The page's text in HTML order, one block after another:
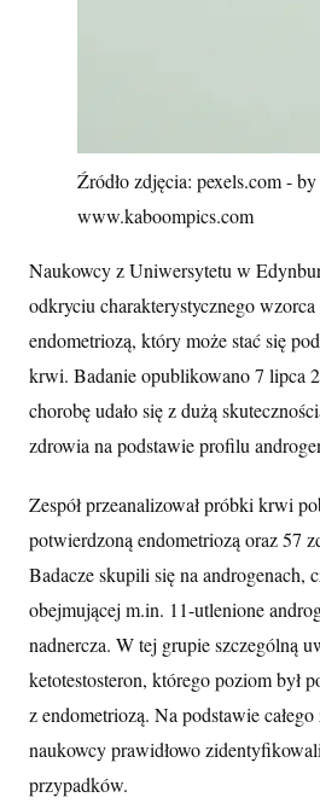
Źródło zdjęcia: pexels.com - by
www.kaboompics.com
Naukowcy z Uniwersytetu w
odkryciu charakterystycznego
endometriozą, który może stać się
krwi. Badanie opublikowano 7 lipca
chorobę udało się z dużą
zdrowia na podstawie profilu
Zespół przeanalizował próbki krwi
potwierdzoną endometriozą oraz 57
Badacze skupili się na androgenach,
obejmującej m.in. 11-utlenione
nadnercza. W tej grupie szczególną
ketotestosteron, którego poziom był
z endometriozą. Na podstawie
naukowcy prawidłowo
przypadków.